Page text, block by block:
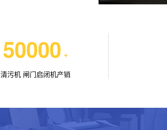
50000 +
清污机 闸门启闭机产销